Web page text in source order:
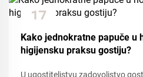
17
Dec
Kako jednokratne papuče u
higijensku praksu gostiju?
U ugostiteljstvu zadovoljstvo